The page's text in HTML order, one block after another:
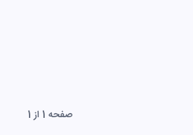
صفحه 1 از 1